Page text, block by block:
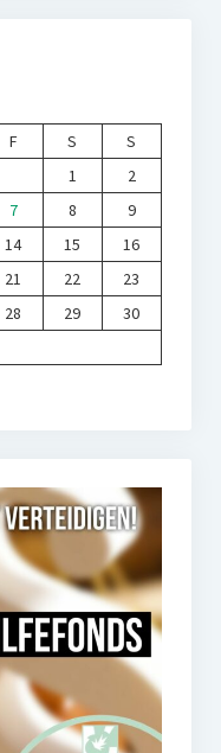
F S
S
1
2
7 8
9
14 15
16
21 22
23
28 29
30